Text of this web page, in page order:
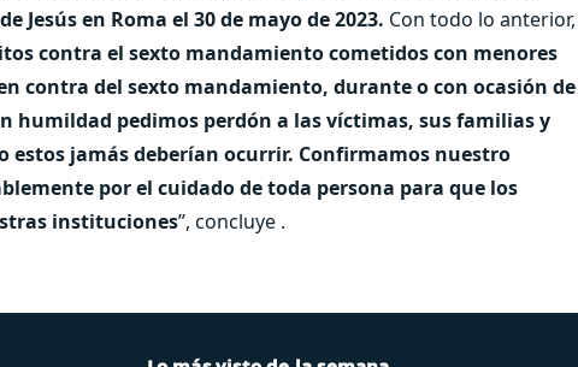
Jesús en Roma el 30 de mayo de 2023. Con todo lo anterior,
contra el sexto mandamiento cometidos con menores
contra del sexto mandamiento, durante o con ocasión de
humildad pedimos perdón a las víctimas, sus familias y
estos jamás deberían ocurrir. Confirmamos nuestro
por el cuidado de toda persona para que los
instituciones”, concluye .